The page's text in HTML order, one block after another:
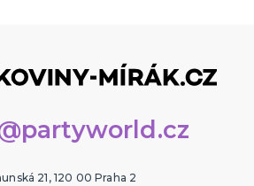
21, 120 00 Praha 2